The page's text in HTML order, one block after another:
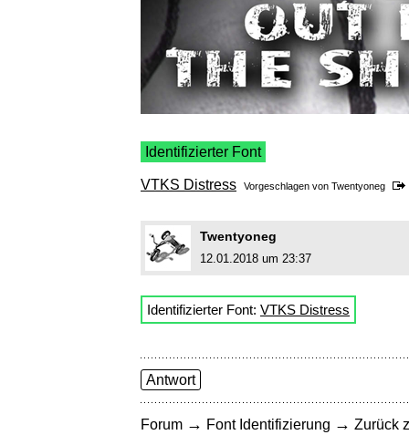
Identifizierter Font
VTKS Distress Vorgeschlagen von Twentyoneg
Twentyoneg
12.01.2018 um 23:37
Identifizierter Font: VTKS Distress
Antwort
Forum → Font Identifizierung → Zurück